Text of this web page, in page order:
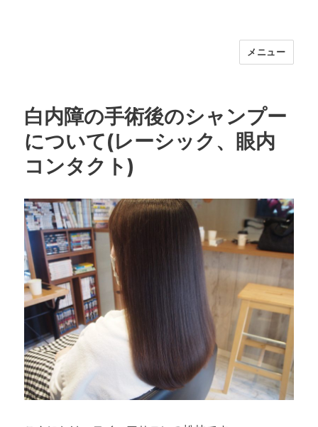
福岡｜天神/今泉/薬院の美容室｜moi
30代からの大人の本気ケアサロン｜オ
フィシャルサイト｜福岡天神エリアで
早朝7時から深夜24時まで営業｜天然
100％ハナヘナ｜湯シャン｜
メニュー
白内障の手術後のシャンプー
について(レーシック、眼内
コンタクト)